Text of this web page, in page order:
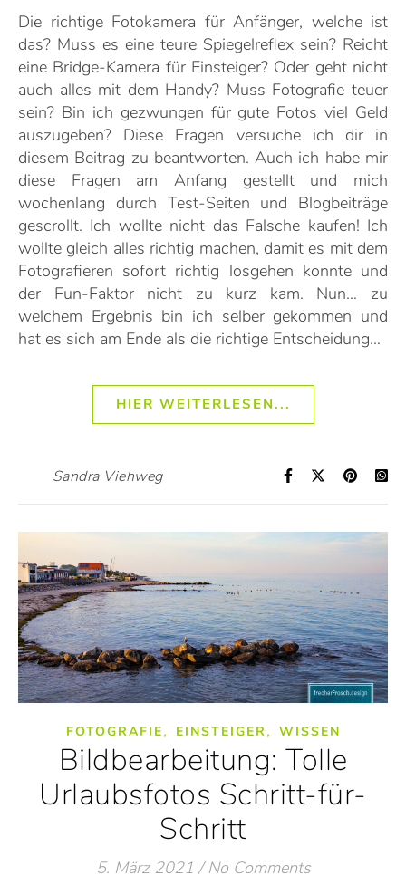
Die richtige Fotokamera für Anfänger, welche ist
das? Muss es eine teure Spiegelreflex sein? Reicht
eine Bridge-Kamera für Einsteiger? Oder geht nicht
auch alles mit dem Handy? Muss Fotografie teuer
sein? Bin ich gezwungen für gute Fotos viel Geld
auszugeben? Diese Fragen versuche ich dir in
diesem Beitrag zu beantworten. Auch ich habe mir
diese Fragen am Anfang gestellt und mich
wochenlang durch Test-Seiten und Blogbeiträge
gescrollt. Ich wollte nicht das Falsche kaufen! Ich
wollte gleich alles richtig machen, damit es mit dem
Fotografieren sofort richtig losgehen konnte und
der Fun-Faktor nicht zu kurz kam. Nun… zu
welchem Ergebnis bin ich selber gekommen und
hat es sich am Ende als die richtige Entscheidung…
HIER WEITERLESEN...
Sandra Viehweg
FOTOGRAFIE, EINSTEIGER , WISSEN
Bildbearbeitung: Tolle
Urlaubsfotos Schritt-für-
Schritt
5. März 2021 / No Comments